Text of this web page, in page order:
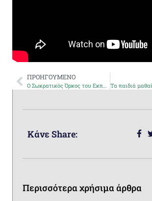
ΠΡΟΗΓΟΥΜΕΝΟ
Ο Σωκρατικός Όρκος του Εκπαιδευτικού
Κάνε Share:
Περισσότερα χρήσιμα άρθρα